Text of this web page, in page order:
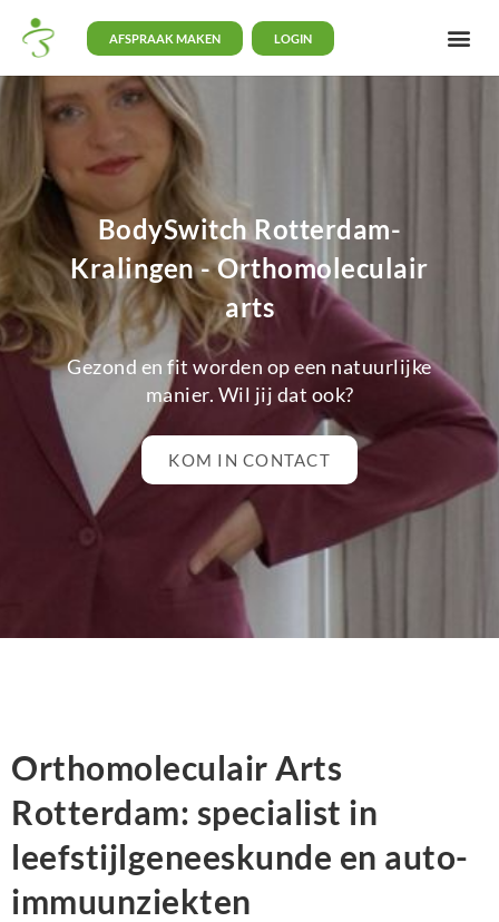
AFSPRAAK MAKEN LOGIN
BodySwitch Rotterdam-
Kralingen - Orthomoleculair
arts
Gezond en fit worden op een natuurlijke
manier. Wil jij dat ook?
KOM IN CONTACT
Orthomoleculair Arts
Rotterdam: specialist in
leefstijlgeneeskunde en auto-
immuunziekten